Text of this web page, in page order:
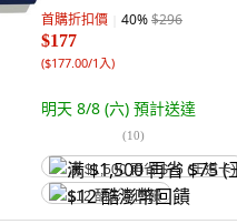
首購折扣價 40%$296
$177
($177.00/1入)
明天 8/8 (六) 預計送達
(10)
满 $1,500 再省 $75 (王道卡)
$12 酷澎幣回饋